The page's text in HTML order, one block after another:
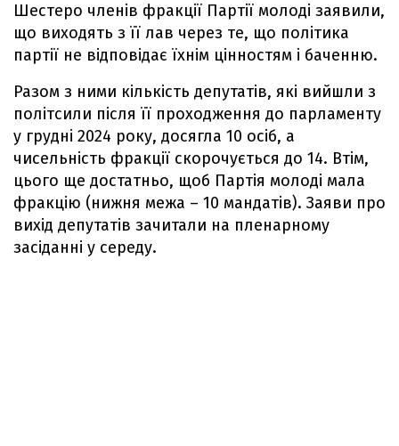
Шестеро членів фракції Партії молоді заявили,
що виходять з її лав через те, що політика
партії не відповідає їхнім цінностям і баченню.
Разом з ними кількість депутатів, які вийшли з
політсили після її проходження до парламенту
у грудні 2024 року, досягла 10 осіб, а
чисельність фракції скорочується до 14. Втім,
цього ще достатньо, щоб Партія молоді мала
фракцію (нижня межа – 10 мандатів). Заяви про
вихід депутатів зачитали на пленарному
засіданні у середу.